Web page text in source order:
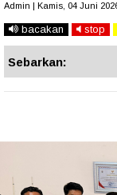
Admin | Kamis, 04 Juni
bacakan stop
Sebarkan: